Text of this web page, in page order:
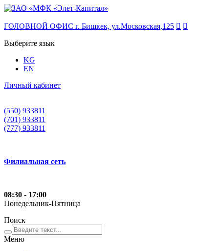
ГОЛОВНОЙ ОФИС г. Бишкек, ул.Московская,125  
Выберите язык
KG
EN
Личный кабинет
(550) 933811
(701) 933811
(777) 933811
Филиальная сеть
08:30 - 17:00
Понедельник-Пятница
Поиск
Меню